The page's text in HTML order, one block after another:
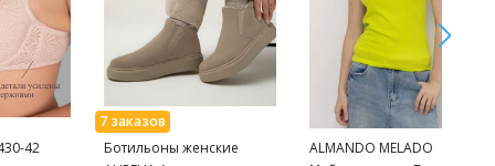
42
Ботильоны женские
ALMANDO MELADO